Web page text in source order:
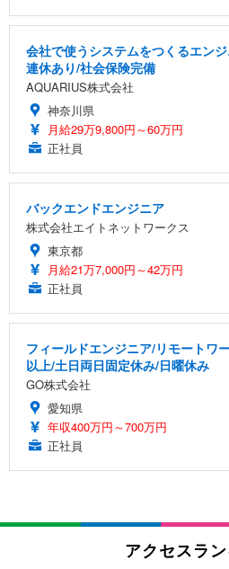
会社で使うシステムをつくるエン
連休あり/社会保険完備
AQUARIUS株式会社
神奈川県
月給29万9,800円～60万円
正社員
バックエンドエンジニア
株式会社エイトネットワークス
東京都
月給21万7,000円～42万円
正社員
フィールドエンジニア/リモートワ
以上/土日両日固定休み/日曜休み
GO株式会社
愛知県
年収400万円～700万円
正社員
アクセスラ